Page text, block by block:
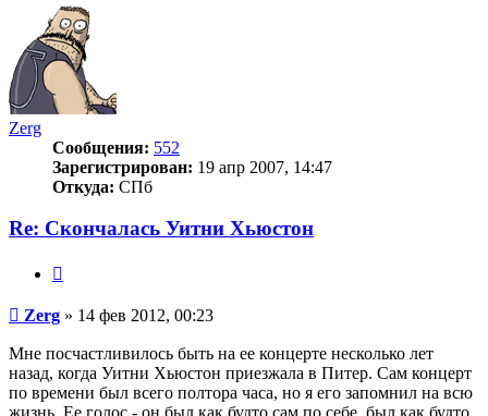
началу
Zerg
Сообщения: 552
Зарегистрирован: 19 апр 2007, 14:47
Откуда: СПб
Re: Скончалась Уитни Хьюстон
Сообщение
Zerg » 14 фев 2012, 00:23
Мне посчастливилось быть на ее концерте несколько лет
назад, когда Уитни Хьюстон приезжала в Питер. Сам концерт
по времени был всего полтора часа, но я его запомнил на всю
жизнь. Ее голос - он был как будто cам по себе, был как будто